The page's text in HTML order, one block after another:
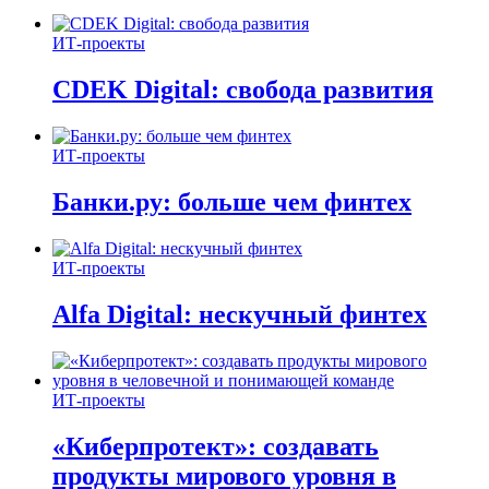
ИТ-проекты
CDEK Digital: свобода развития
ИТ-проекты
Банки.ру: больше чем финтех
ИТ-проекты
Alfa Digital: нескучный финтех
ИТ-проекты
«Киберпротект»: создавать
продукты мирового уровня в